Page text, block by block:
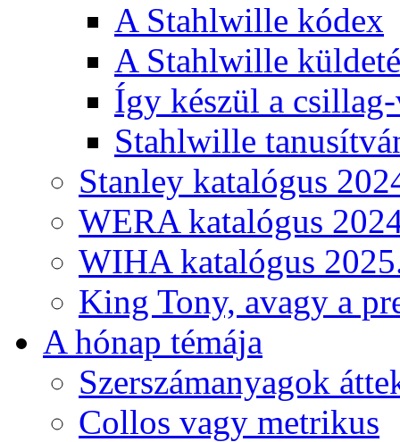
A Stahlwille kódex
A Stahlwille
Így készül a
Stahlwille
Stanley katalógus
WERA katalógus
WIHA katalógus
King Tony, avagy a
A hónap témája
Szerszámanyagok
Collos vagy metrikus